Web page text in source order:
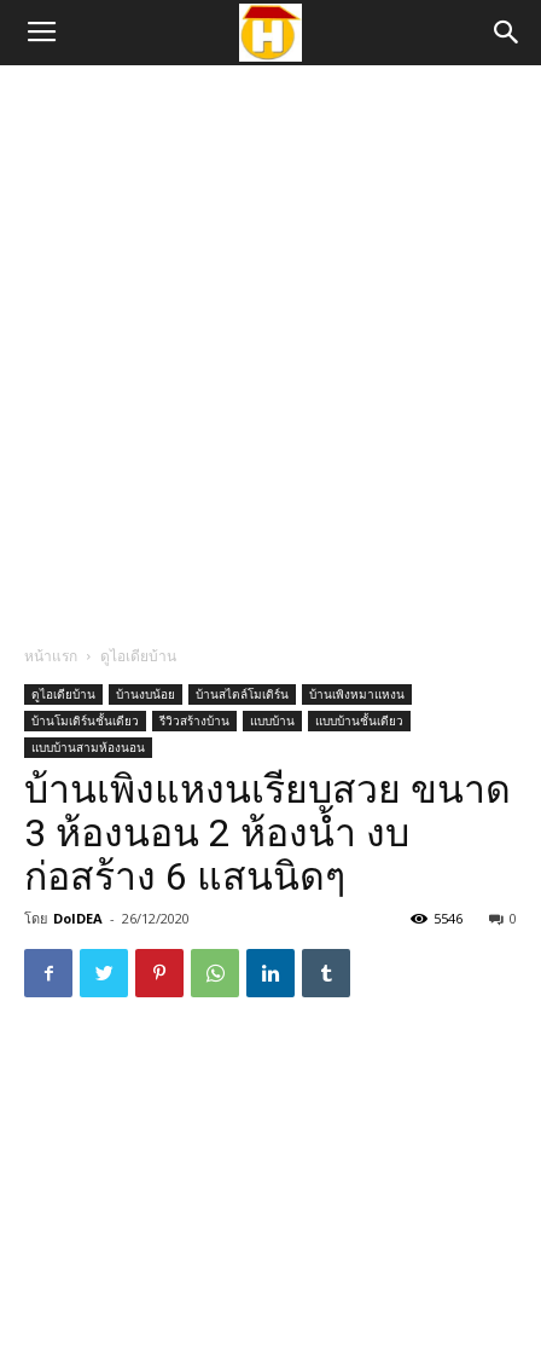
หน้าแรก ดูไอเดียบ้าน
ดูไอเดียบ้าน บ้านงบน้อย บ้านสไตล์โมเดิร์น
บ้านเพิงหมาแหงน
บ้านโมเดิร์นชั้นเดียว
รีวิวสร้างบ้าน แบบบ้าน
แบบบ้านชั้นเดียว
แบบบ้านสามห้องนอน
บ้านเพิงแหงนเรียบสวย ขนาด
3 ห้องนอน 2 ห้องน้ำ งบ
ก่อสร้าง 6 แสนนิดๆ
โดย DoIDEA - 26/12/2020 0
5546